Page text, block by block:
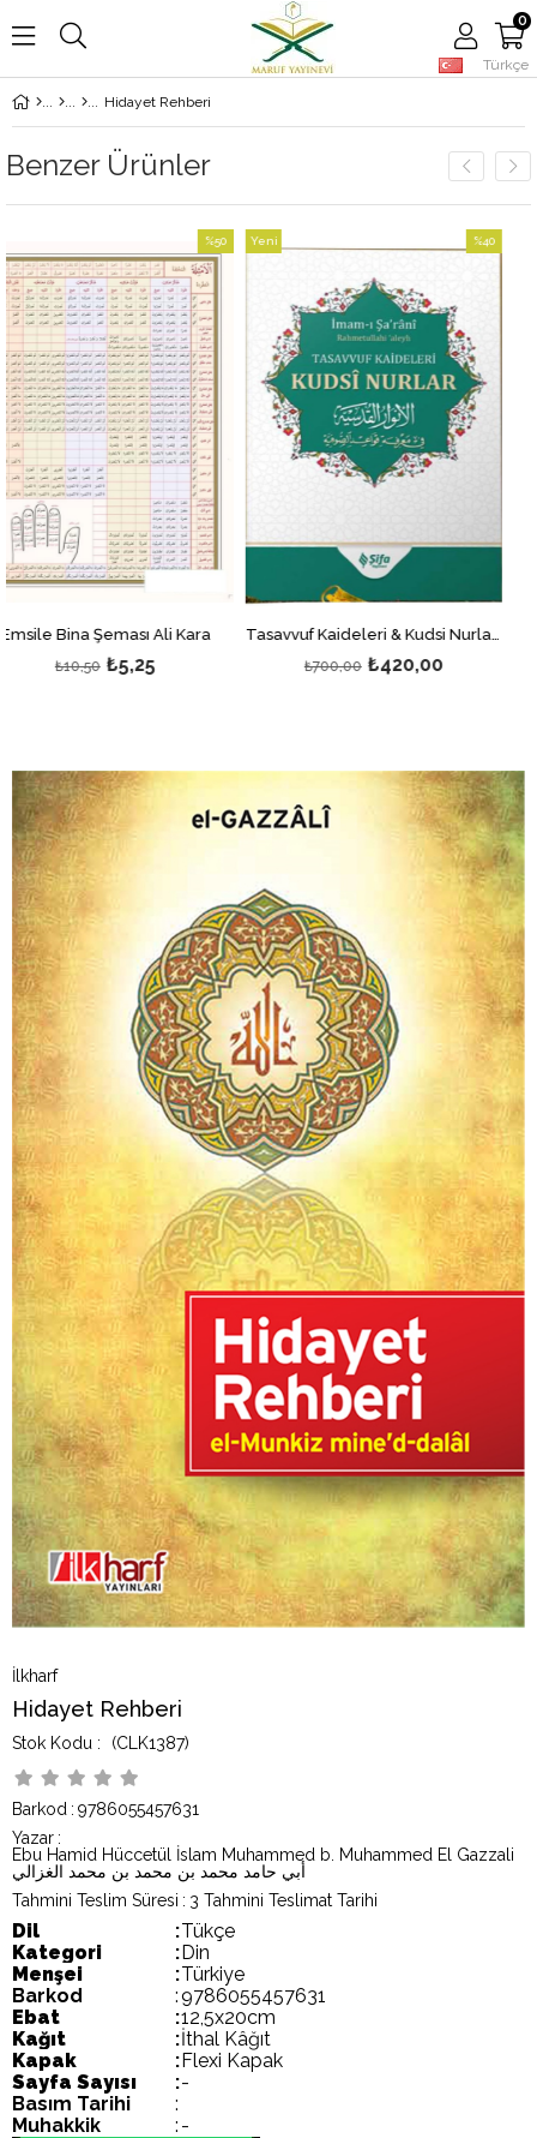
Türkçe
0
Hidayet Rehberi
Benzer Ürünler
Ali Kara
İndirim
%50İndirim
Tasavvuf Kaideleri & Kudsi Nurlar: Maneviyat Yolculuğunuz İçin Kılavuz
₺420,00
%40İndirim
Ürün
Vahiy
₺150,00
İlkharf
Hidayet Rehberi
(CLK1387)
Barkod : 9786055457631
Yazar :
Ebu Hamid Hüccetül İslam Muhammed b. Muhammed El Gazzali
أبي حامد محمد بن محمد بن محمد الغزالي
Tahmini Teslim Süresi : 3 Tahmini Teslimat Tarihi
Dil :Tükçe
Kategori
:Din
Menşei
:Türkiye
Barkod
:9786055457631
Ebat
:12,5x20cm
Kağıt
:İthal Kâğıt
Kapak
:Flexi Kapak
Sayfa Sayısı
:-
Basım Tarihi
:
Muhakkik
: -